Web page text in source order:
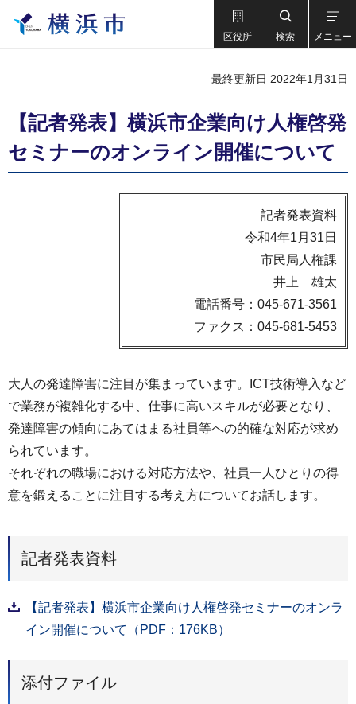
区役所 検索 メニュー
最終更新日 2022年1月31日
【記者発表】横浜市企業向け人権啓発
セミナーのオンライン開催について
記者発表資料
令和4年1月31日
市民局人権課
井上 雄太
電話番号：045-671-3561
ファクス：045-681-5453
大人の発達障害に注目が集まっています。ICT技術導入など
で業務が複雑化する中、仕事に高いスキルが必要となり、
発達障害の傾向にあてはまる社員等への的確な対応が求め
られています。
それぞれの職場における対応方法や、社員一人ひとりの得
意を鍛えることに注目する考え方についてお話します。
記者発表資料
【記者発表】横浜市企業向け人権啓発セミナーのオンラ
イン開催について（PDF：176KB）
添付ファイル